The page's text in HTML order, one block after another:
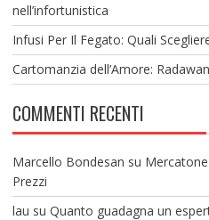
nell’infortunistica
Infusi Per Il Fegato: Quali
Cartomanzia dell’Amore:
COMMENTI RECENTI
Marcello Bondesan su
Prezzi
lau su Quanto guadagna un